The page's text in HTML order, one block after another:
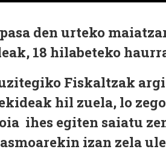
den urteko
18 hilabeteko
Fiskaltzak
hil zuela, lo
ihes egiten saiatu
izan zela